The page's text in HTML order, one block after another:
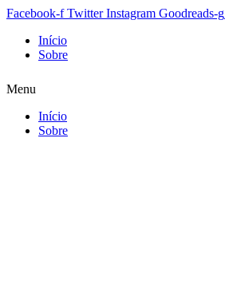
Facebook-f Twitter Instagram Goodreads-g
Início
Sobre
Menu
Início
Sobre